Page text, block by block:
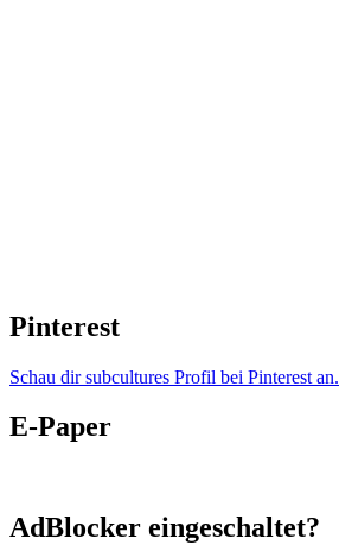
Pinterest
Schau dir subcultures Profil bei Pinterest an.
E-Paper
AdBlocker eingeschaltet?